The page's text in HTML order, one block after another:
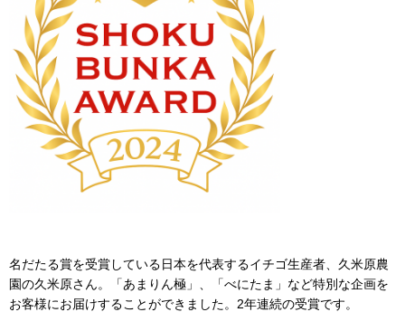
名だたる賞を受賞している日本を代表するイチゴ生産者、久米原農
園の久米原さん。「あまりん極」、「べにたま」など特別な企画を
お客様にお届けすることができました。2年連続の受賞です。